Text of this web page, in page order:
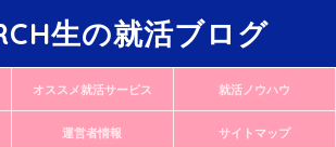
生の就活ブログ
オススメ就活サービス 就活ノウハウ
運営者情報 サイトマップ